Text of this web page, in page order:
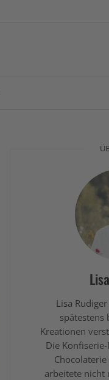
Lisa
spätestens
Kreationen
Die
arbeitete nicht